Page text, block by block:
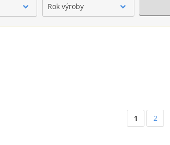
Rok výroby
1 2